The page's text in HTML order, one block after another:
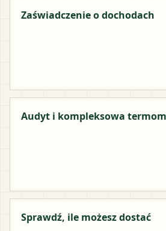
Zaświadczenie o dochodach
Audyt i kompleksowa
Sprawdź, ile możesz dostać